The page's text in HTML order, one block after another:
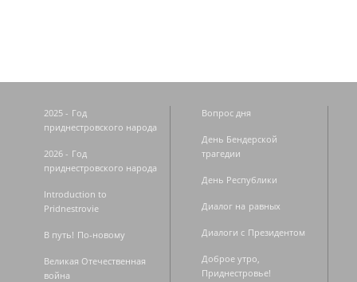
2025 - Год
приднестровского народа
2026 - Год
приднестровского народа
Introduction to
Pridnestrovie
В путь! По-новому
Великая Отечественная
война
Вопрос дня
День Бендерской
трагедии
День Республики
Диалог на равных
Диалоги с Президентом
Доброе утро,
Приднестровье!